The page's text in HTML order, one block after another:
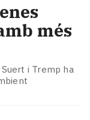
més
i Tremp ha